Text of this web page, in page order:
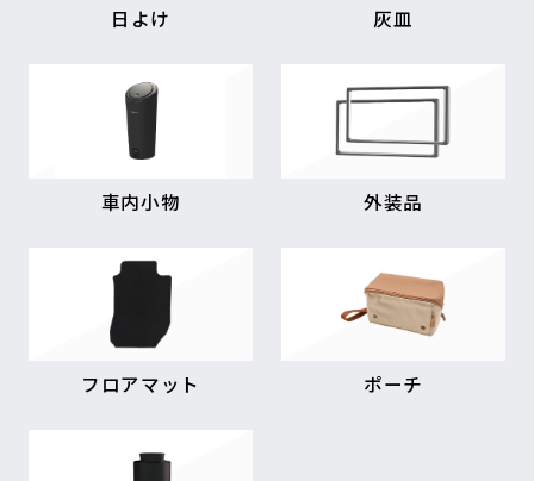
日よけ 灰皿
車内小物 外装品
フロアマット ポーチ